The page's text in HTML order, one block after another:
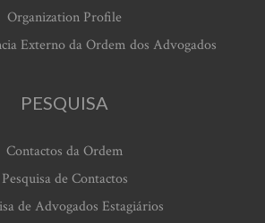
Organization Profile
Externo da Ordem dos Advogados
PESQUISA
Contactos da Ordem
Pesquisa de Contactos
de Advogados Estagiários